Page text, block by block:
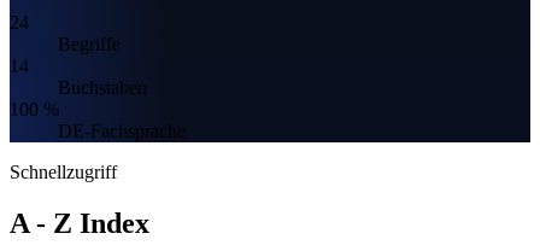
24
Begriffe
14
Buchstaben
100 %
DE-Fachsprache
Schnellzugriff
A - Z Index